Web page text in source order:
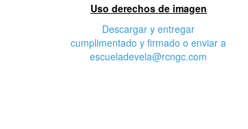
Uso derechos de imagen
Descargar y entregar
cumplimentado y firmado o enviar a
escueladevela@rcngc.com